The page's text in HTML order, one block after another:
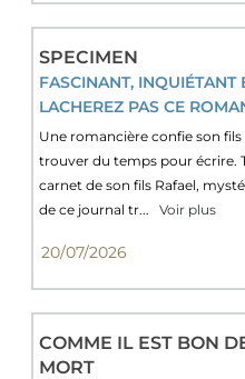
SPECIMEN
FASCINANT, INQUIÉTANT
LACHEREZ PAS CE
Une romancière confie son
trouver du temps pour écrire.
carnet de son fils Rafael,
de ce journal tr...
Voir plus
20/07/2026
COMME IL EST BON
MORT